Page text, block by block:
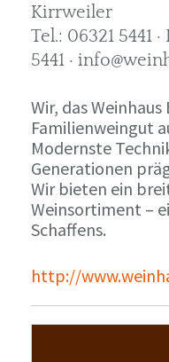
Kirrweiler
Tel.: 06321 5441
5441 ·
Wir, das
Familienweingut
Modernste
Generationen
Wir bieten ein
Weinsortiment –
Schaffens.
http://